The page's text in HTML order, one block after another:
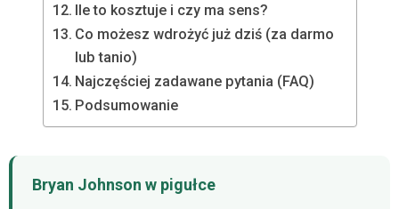
Ile to kosztuje i czy ma sens?
Co możesz wdrożyć już dziś (za darmo
lub tanio)
Najczęściej zadawane pytania (FAQ)
Podsumowanie
Bryan Johnson w pigułce